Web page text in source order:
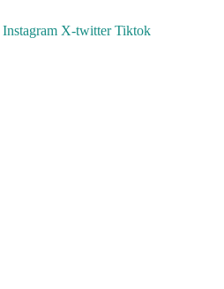
Instagram X-twitter Tiktok